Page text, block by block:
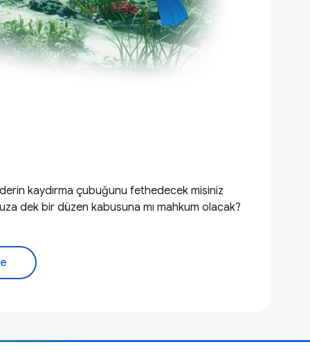
kaydırma çubuğunu fethedecek misiniz
dek bir düzen kabusuna mı mahkum olacak?